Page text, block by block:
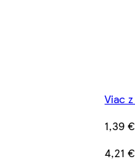
Viac
1,39 €
4,21